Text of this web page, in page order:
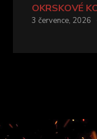
OKRSKOVÉ
3 července, 2026